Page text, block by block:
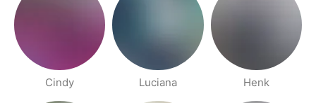
Cindy Luciana Henk